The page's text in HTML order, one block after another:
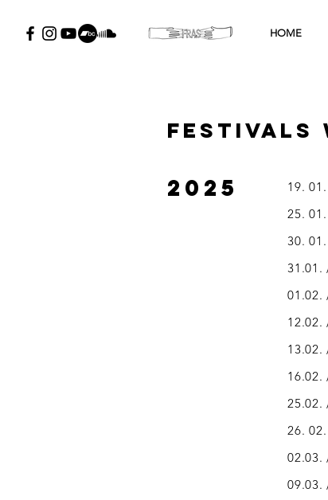
HOME
festivals
2025
19.
25.
30.
31.01.
01.02.
13.02.
16.02.
25.02.
26.
02.03.
09.03.